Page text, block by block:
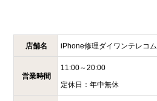
店舗名 iPhone修理ダイワンテレコム
営業時間
11:00～20:00
定休日： 年中無休